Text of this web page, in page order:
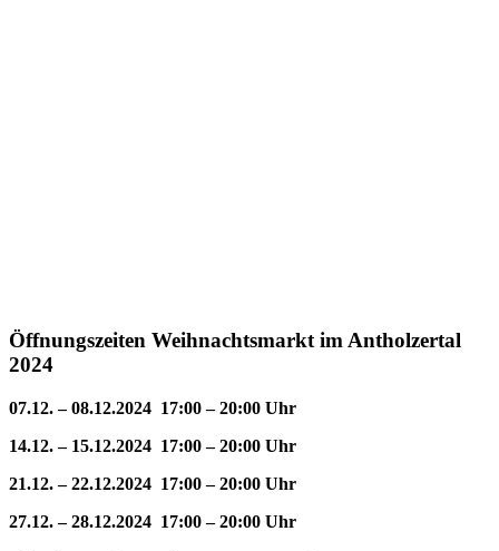
Öffnungszeiten Weihnachtsmarkt im Antholzertal
2024
07.12. – 08.12.2024 17:00 – 20:00 Uhr
14.12. – 15.12.2024 17:00 – 20:00 Uhr
21.12. – 22.12.2024 17:00 – 20:00 Uhr
27.12. – 28.12.2024 17:00 – 20:00 Uhr